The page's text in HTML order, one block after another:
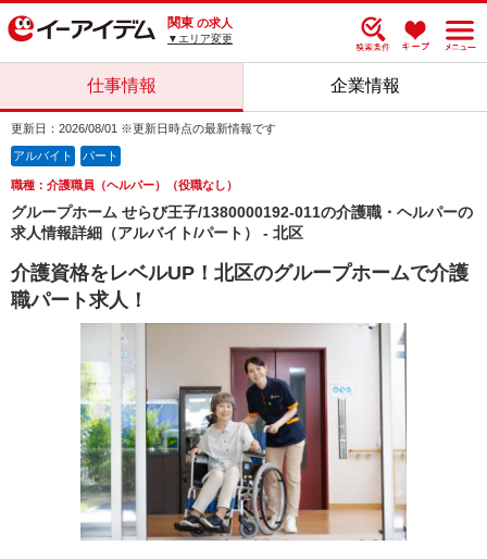
関東 の求人
▼エリア変更
仕事情報 企業情報
更新日：2026/08/01 ※更新日時点の最新情報です
アルバイト パート
職種：介護職員（ヘルパー）（役職なし）
グループホーム せらび王子/1380000192-011の介護職・ヘルパーの
求人情報詳細（アルバイト/パート） - 北区
介護資格をレベルUP！北区のグループホームで介護
職パート求人！